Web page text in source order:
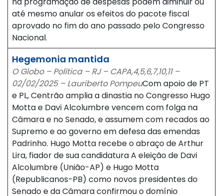
até mesmo anular os efeitos do pacote fiscal
aprovado no fim do ano passado pelo Congresso
Nacional.
Hegemonia mantida
O Globo – Política – RJ – CAPA,4,5,6,7,10,11 –
02/02/2025 – Lauriberto PompeuCom apoio de PT
e PL, Centrão amplia a dinastia no Congresso Hugo
Motta e Davi Alcolumbre vencem com folga na
Câmara e no Senado, e assumem com recados ao
Supremo e ao governo em defesa das emendas
Padrinho. Hugo Motta recebe o abraço de Arthur
Lira, fiador de sua candidatura A eleição de Davi
Alcolumbre (União-AP) e Hugo Motta
(Republicanos-PB) como novos presidentes do
Senado e da Câmara confirmou o domínio